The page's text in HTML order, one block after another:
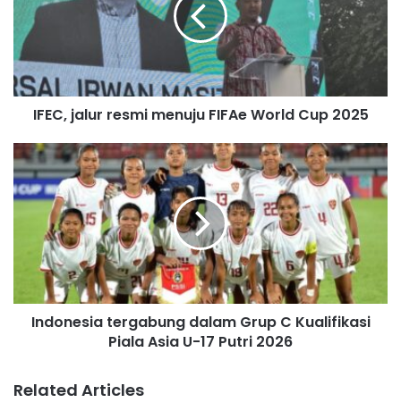
m
a
l
a
d
r
e
s
s
IFEC, jalur resmi menuju FIFAe World Cup 2025
Indonesia tergabung dalam Grup C Kualifikasi
Piala Asia U-17 Putri 2026
Related Articles